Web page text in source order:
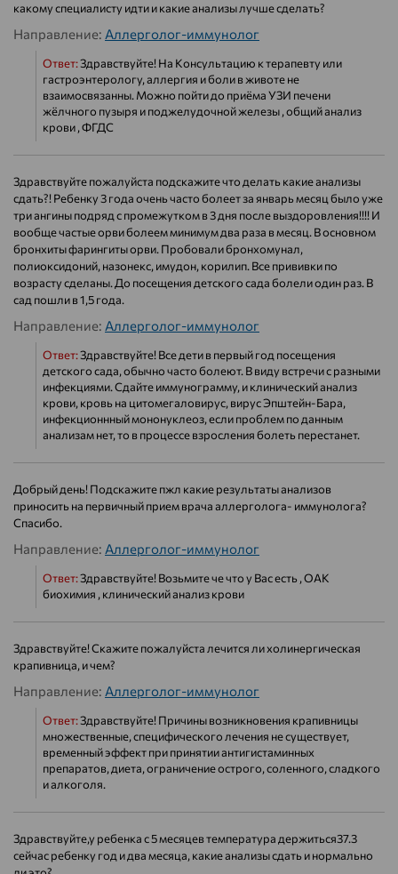
какому специалисту идти и какие анализы лучше сделать?
Направление: Аллерголог-иммунолог
Ответ:Здравствуйте! На Консультацию к терапевту или
гастроэнтерологу, аллергия и боли в животе не
взаимосвязанны. Можно пойти до приёма УЗИ печени
жёлчного пузыря и поджелудочной железы , общий анализ
крови , ФГДС
Здравствуйте пожалуйста подскажите что делать какие анализы
сдать?! Ребенку 3 года очень часто болеет за январь месяц было уже
три ангины подряд с промежутком в 3 дня после выздоровления!!!! И
вообще частые орви болеем минимум два раза в месяц. В основном
бронхиты фарингиты орви. Пробовали бронхомунал,
полиоксидоний, назонекс, имудон, корилип. Все прививки по
возрасту сделаны. До посещения детского сада болели один раз. В
сад пошли в 1,5 года.
Направление: Аллерголог-иммунолог
Ответ:Здравствуйте! Все дети в первый год посещения
детского сада, обычно часто болеют. В виду встречи с разными
инфекциями. Сдайте иммунограмму, и клинический анализ
крови, кровь на цитомегаловирус, вирус Эпштейн-Бара,
инфекционнный мононуклеоз, если проблем по данным
анализам нет, то в процессе взросления болеть перестанет.
Добрый день! Подскажите пжл какие результаты анализов
приносить на первичный прием врача аллерголога- иммунолога?
Спасибо.
Направление: Аллерголог-иммунолог
Ответ:Здравствуйте! Возьмите че что у Вас есть , ОАК
биохимия , клинический анализ крови
Здравствуйте! Скажите пожалуйста лечится ли холинергическая
крапивница, и чем?
Направление: Аллерголог-иммунолог
Ответ:Здравствуйте! Причины возникновения крапивницы
множественные, специфического лечения не существует,
временный эффект при принятии антигистаминных
препаратов, диета, ограничение острого, соленного, сладкого
и алкоголя.
Здравствуйте,у ребенка с 5 месяцев температура держиться37.3
сейчас ребенку год и два месяца, какие анализы сдать и нормально